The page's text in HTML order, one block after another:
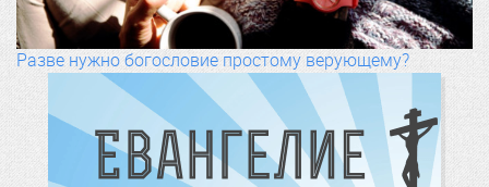
Разве нужно богословие простому верующему?